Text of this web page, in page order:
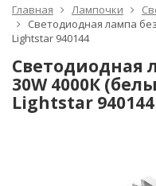
Главная Лампочки
Светодиодная лампа без
Lightstar 940144
Светодиодная
30W 4000К
Lightstar 940144